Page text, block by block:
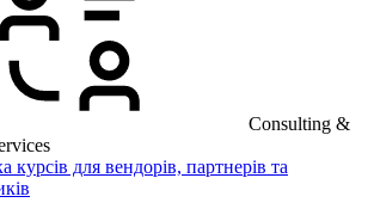
Consulting &
курсів для вендорів, партнерів та